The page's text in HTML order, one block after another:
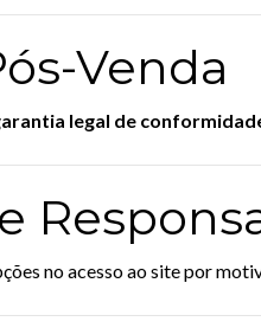
Venda
legal de
no acesso ao site por